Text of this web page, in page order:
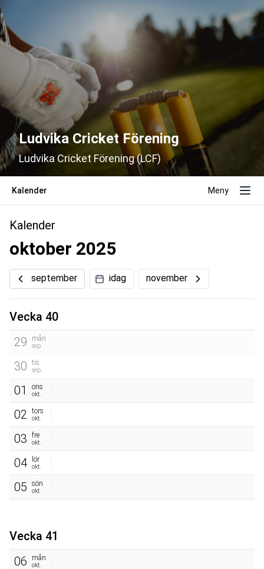
Ludvika Cricket Förening
Ludvika Cricket Förening (LCF)
Kalender Meny
Kalender
oktober 2025
september idag november
Vecka 40
29
mån
sep.
30 tis
sep.
01 ons
okt.
02 tors
okt.
03 fre
okt.
04 lör
okt.
05 sön
okt.
Vecka 41
06
mån
okt.